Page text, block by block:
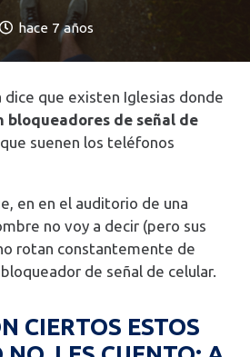
hace 7 años
dice que existen Iglesias donde
bloqueadores de señal de
suenen los teléfonos
en en el auditorio de una
no voy a decir (pero sus
rotan constantemente de
de señal de celular.
CIERTOS ESTOS